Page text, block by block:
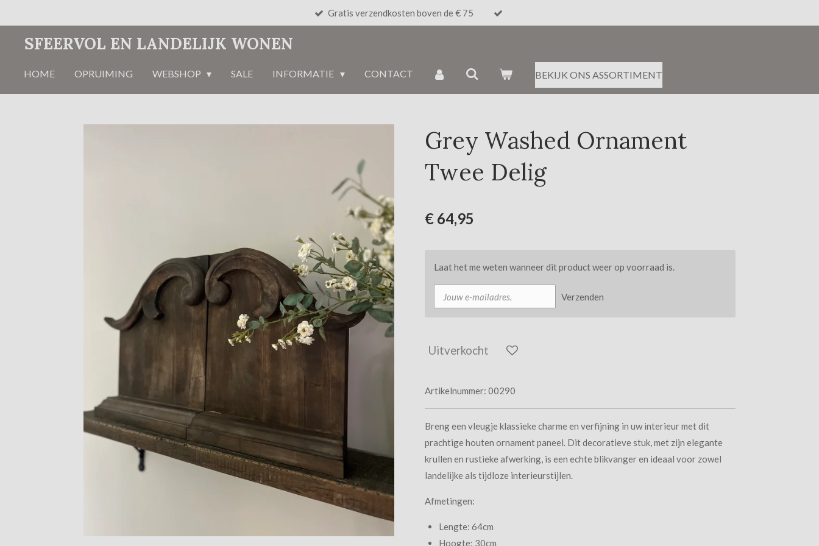
hoofdinhoud
Gratis verzendkosten boven de € 75
SFEERVOL EN LANDELIJK WONEN
HOME OPRUIMING WEBSHOP SALE INFORMATIE CONTACT BEKIJK ONS ASSORTIMENT
Grey Washed Ornament
Twee Delig
€ 64,95
Laat het me weten wanneer dit product weer op voorraad is.
Verzenden
Uitverkocht
Artikelnummer: 00290
Breng een vleugje klassieke charme en verfijning in uw interieur met dit
prachtige houten ornament paneel. Dit decoratieve stuk, met zijn elegante
krullen en rustieke afwerking, is een echte blikvanger en ideaal voor zowel
landelijke als tijdloze interieurstijlen.
Afmetingen:
Lengte: 64cm
Hoogte: 30cm